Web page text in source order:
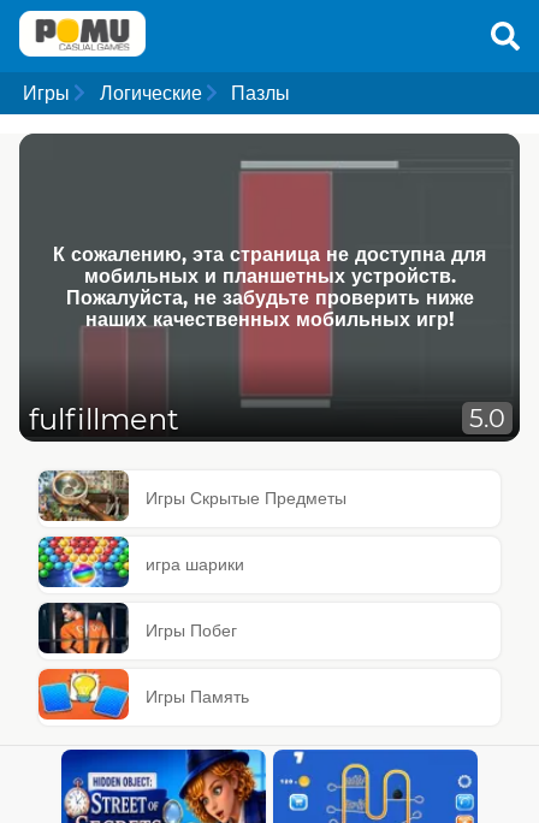
Игры Логические Пазлы
К сожалению, эта страница не доступна для
мобильных и планшетных устройств.
Пожалуйста, не забудьте проверить ниже
наших качественных мобильных игр!
fulfillment 5.0
Игры Скрытые Предметы
игра шарики
Игры Побег
Игры Память